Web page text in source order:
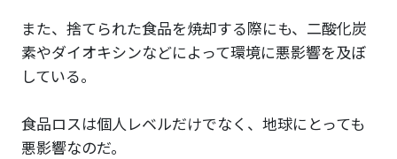
また、捨てられた食品を焼却する際にも、二酸化炭
素やダイオキシンなどによって環境に悪影響を及ぼ
している。
食品ロスは個人レベルだけでなく、地球にとっても
悪影響なのだ。